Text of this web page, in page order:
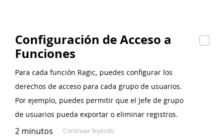
Configuración de Acceso a
Funciones
Para cada función Ragic, puedes configurar los
derechos de acceso para cada grupo de usuarios.
Por ejemplo, puedes permitir que el Jefe de grupo
de usuarios pueda exportar o eliminar registros.
2 minutos Continuar leyendo